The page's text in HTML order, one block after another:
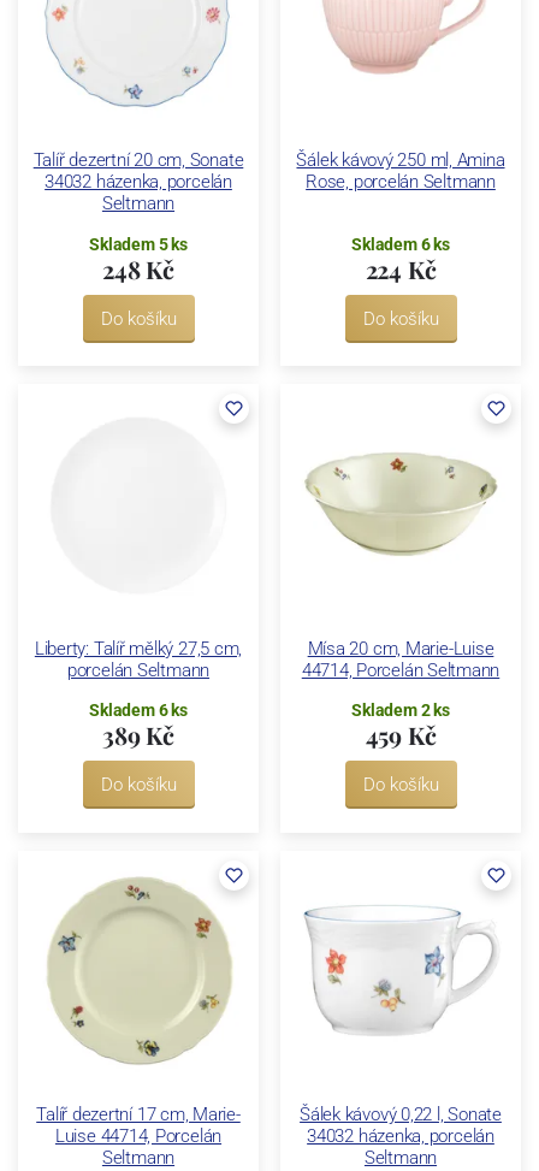
Talíř dezertní 20 cm, Sonate
34032 házenka, porcelán
Seltmann
Skladem 5 ks
248 Kč
Do košíku
Šálek kávový 250 ml, Amina
Rose, porcelán Seltmann
Skladem 6 ks
224 Kč
Do košíku
Liberty: Talíř mělký 27,5 cm,
porcelán Seltmann
Skladem 6 ks
389 Kč
Do košíku
Mísa 20 cm, Marie-Luise
44714, Porcelán Seltmann
Skladem 2 ks
459 Kč
Do košíku
Talíř dezertní 17 cm, Marie-
Luise 44714, Porcelán
Seltmann
Šálek kávový 0,22 l, Sonate
34032 házenka, porcelán
Seltmann